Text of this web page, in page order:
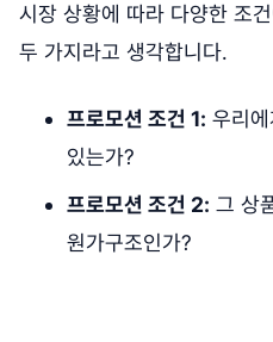
시장 상황에 따라 다양한 조
두 가지라고 생각합니다.
프로모션 조건 1: 우리
있는가?
프로모션 조건 2: 그 상
원가구조인가?